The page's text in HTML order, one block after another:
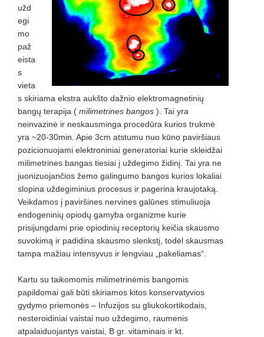
užd
egi
mo
paž
eista
s
vieta
s skiriama ekstra aukšto dažnio elektromagnetinių
bangų terapija ( milimetrines bangos ). Tai yra
neinvazinė ir neskausminga procedūra kurios trukmė
yra ~20-30min. Apie 3cm atstumu nuo kūno paviršiaus
pozicionuojami elektroniniai generatoriai kurie skleidžai
milimetrines bangas tiesiai į uždegimo židinį. Tai yra ne
juonizuojančios žemo galingumo bangos kurios lokaliai
slopina uždegiminius procesus ir pagerina kraujotaką.
Veikdamos į paviršines nervines galūnes stimuliuoja
endogeninių opiodų gamyba organizme kurie
prisijungdami prie opiodinių receptorių keičia skausmo
suvokimą ir padidina skausmo slenkstį, todėl skausmas
tampa mažiau intensyvus ir lengviau „pakeliamas“.
Kartu su taikomomis milimetrinėmis bangomis
papildomai gali būti skiriamos kitos konservatyvios
gydymo priemonės – Infuzijos su gliukokortikodais,
nesteroidiniai vaistai nuo uždegimo, raumenis
atpalaiduojantys vaistai, B gr. vitaminais ir kt.